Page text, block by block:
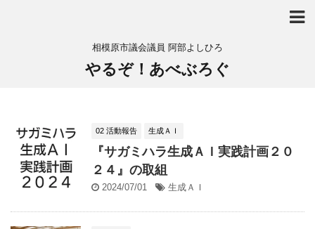
相模原市議会議員 阿部よしひろ
やるぞ！あべぶろぐ
02 活動報告 生成ＡＩ
『サガミハラ生成ＡＩ実践計画２０
２４』の取組
2024/07/01 生成ＡＩ